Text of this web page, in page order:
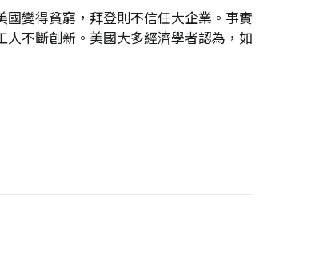
變得貧窮，拜登則不信任大企業。事實
不斷創新。美國大多經濟學者認為，如